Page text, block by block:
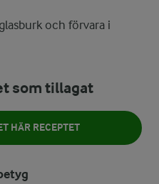
och förvara i
som tillagat
HÄR RECEPTET